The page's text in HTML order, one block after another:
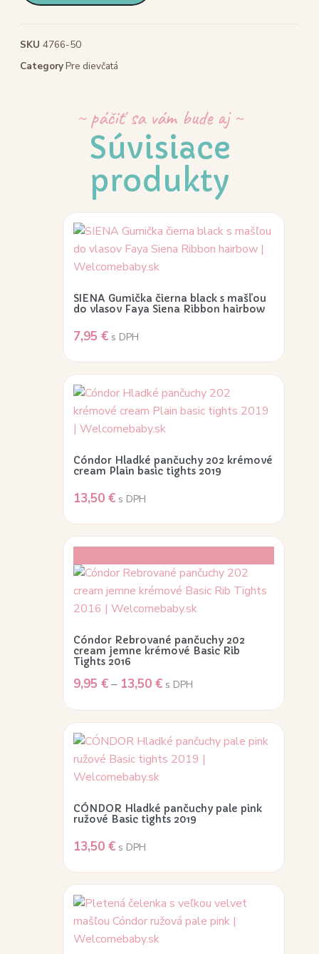
SKU 4766-50
CategoryPre dievčatá
~ páčiť sa vám bude aj ~
Súvisiace
produkty
SIENA Gumička čierna black s mašľou
do vlasov Faya Siena Ribbon hairbow
7,95 € s DPH
Cóndor Hladké pančuchy 202 krémové
cream Plain basic tights 2019
13,50 € s DPH
Cóndor Rebrované pančuchy 202
cream jemne krémové Basic Rib
Tights 2016
9,95 €– 13,50 € s DPH
CÓNDOR Hladké pančuchy pale pink
ružové Basic tights 2019
13,50 € s DPH